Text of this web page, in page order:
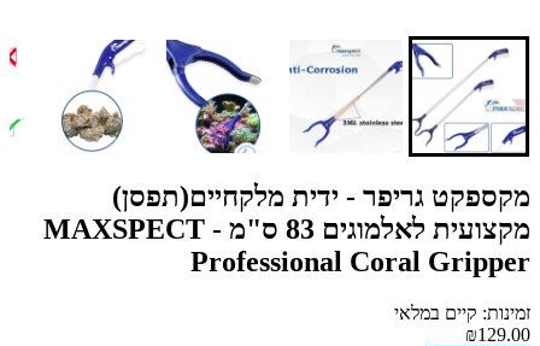
מקספקט גריפר - ידית מלקחיים(תפסן)
מקצועית לאלמוגים 83 ס"מ - MAXSPECT
Professional Coral Gripper
זמינות: קיים במלאי
₪129.00